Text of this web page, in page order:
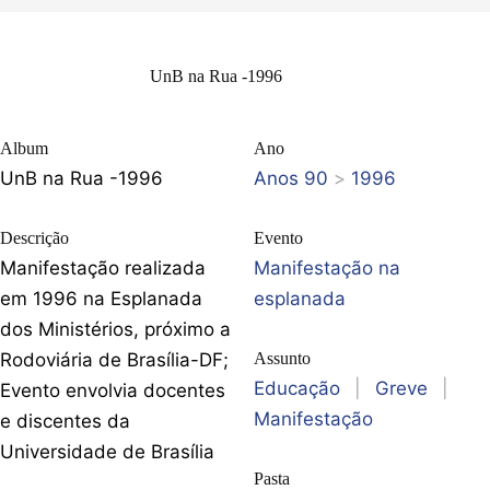
UnB na Rua -1996
Album
UnB na Rua -1996
Descrição
Manifestação realizada
em 1996 na Esplanada
dos Ministérios, próximo a
Rodoviária de Brasília-DF;
Evento envolvia docentes
e discentes da
Universidade de Brasília
Ano
Anos 90 > 1996
Evento
Manifestação na
esplanada
Assunto
Educação Greve
Manifestação
Pasta